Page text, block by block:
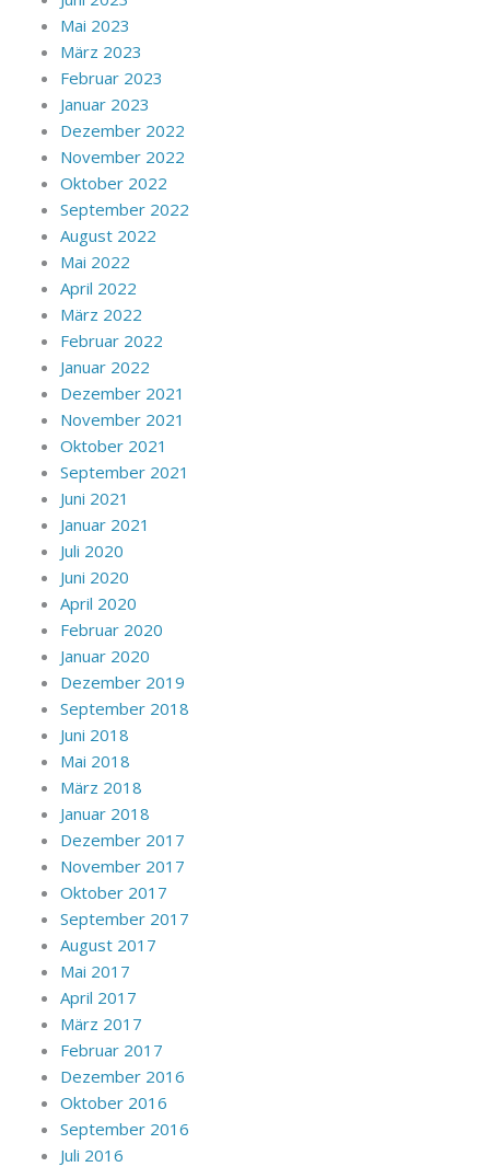
Mai 2023
März 2023
Februar 2023
Januar 2023
Dezember 2022
November 2022
Oktober 2022
September 2022
August 2022
Mai 2022
April 2022
März 2022
Februar 2022
Januar 2022
Dezember 2021
November 2021
Oktober 2021
September 2021
Juni 2021
Januar 2021
Juli 2020
Juni 2020
April 2020
Februar 2020
Januar 2020
Dezember 2019
September 2018
Juni 2018
Mai 2018
März 2018
Januar 2018
Dezember 2017
November 2017
Oktober 2017
September 2017
August 2017
Mai 2017
April 2017
März 2017
Februar 2017
Dezember 2016
Oktober 2016
September 2016
Juli 2016